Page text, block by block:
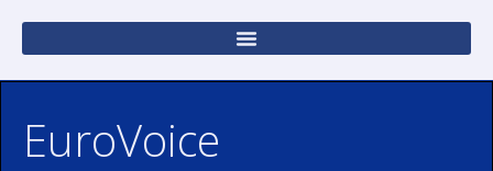
EuroVoice